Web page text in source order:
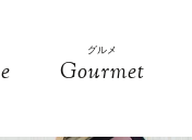
グルメ
Gourmet